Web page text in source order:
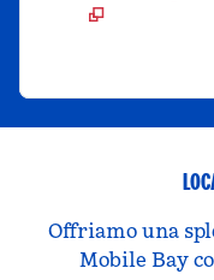
Offriamo una
Mobile Bay